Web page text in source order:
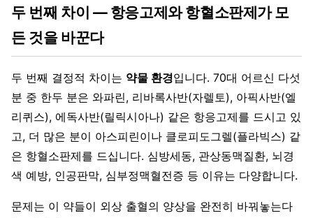
두 번째 차이 — 항응고제와 항혈소판제가 모
든 것을 바꾼다
두 번째 결정적 차이는 약물 환경입니다. 70대 어르신 다섯
분 중 한두 분은 와파린, 리바록사반(자렐토), 아픽사반(엘
리퀴스), 에독사반(릴릭시아나) 같은 항응고제를 드시고 있
고, 더 많은 분이 아스피린이나 클로피도그렐(플라빅스) 같
은 항혈소판제를 드십니다. 심방세동, 관상동맥질환, 뇌경
색 예방, 인공판막, 심부정맥혈전증 등 이유는 다양합니다.
문제는 이 약들이 외상 출혈의 양상을 완전히 바꿔놓는다